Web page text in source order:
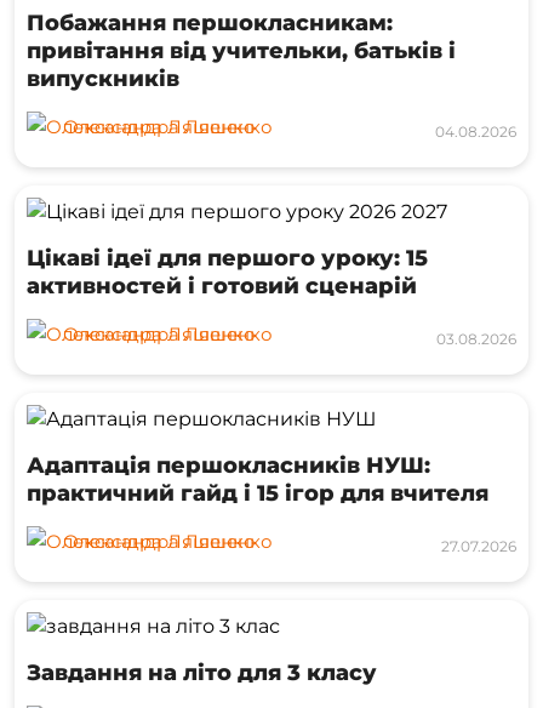
Побажання першокласникам:
привітання від учительки, батьків і
випускників
Олександра Ляшенко 04.08.2026
Цікаві ідеї для першого уроку: 15
активностей і готовий сценарій
Олександра Ляшенко 03.08.2026
Адаптація першокласників НУШ:
практичний гайд і 15 ігор для вчителя
Олександра Ляшенко 27.07.2026
Завдання на літо для 3 класу